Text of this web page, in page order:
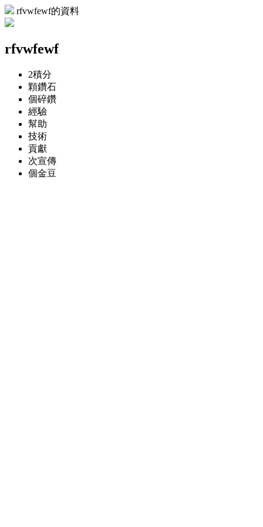
rfvwfewf的資料
rfvwfewf
2積分
顆鑽石
個碎鑽
經驗
幫助
技術
貢獻
次宣傳
個金豆